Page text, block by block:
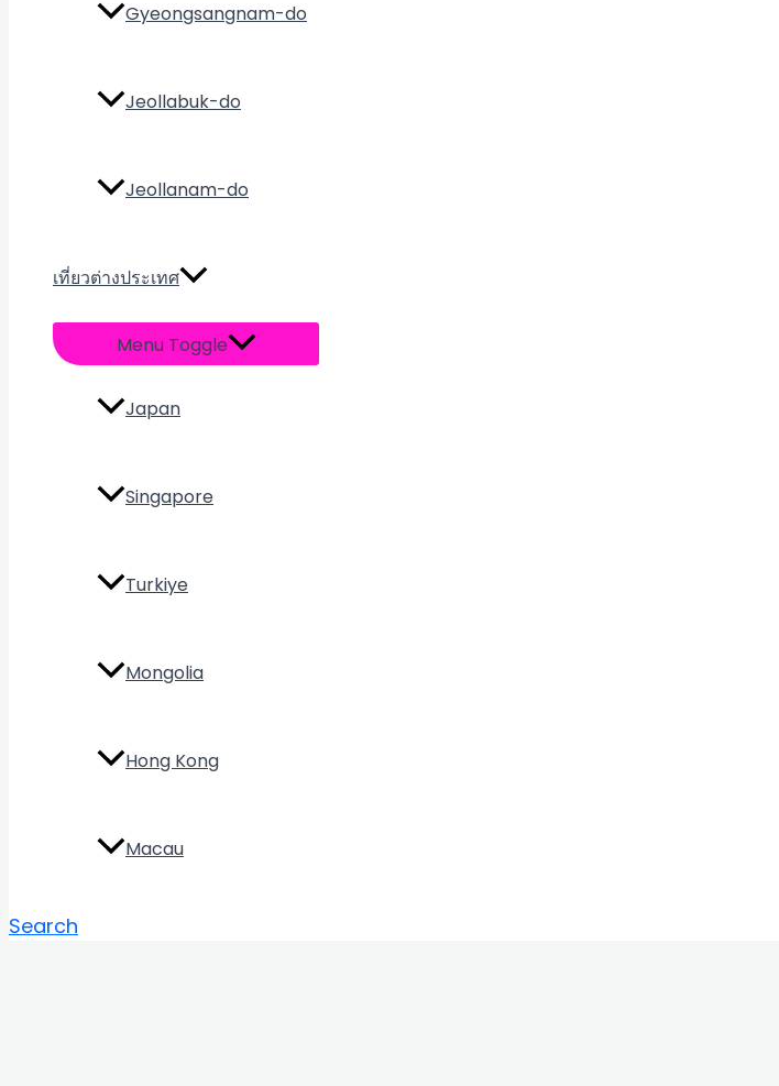
Gyeongsangnam-do
Jeollabuk-do
Jeollanam-do
เที่ยวต่างประเทศ
Menu Toggle
Japan
Singapore
Turkiye
Mongolia
Hong Kong
Macau
Search